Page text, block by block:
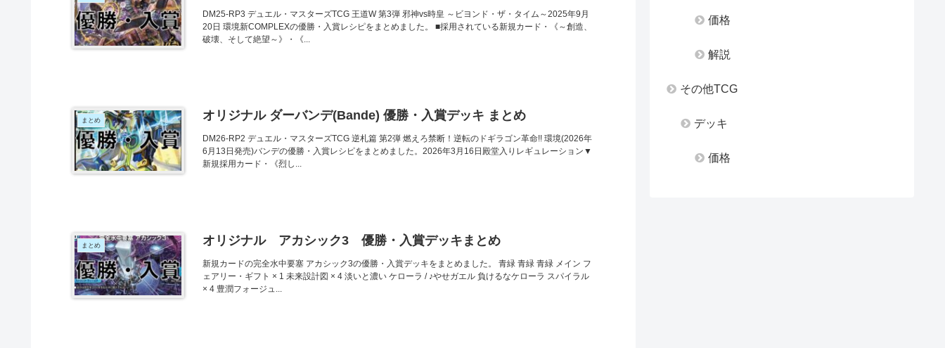
DM25-RP3 デュエル・マスターズTCG 王道W 第3弾 邪神vs時皇 ～ビヨンド・ザ・タイム～2025年9月
20日 環境新COMPLEXの優勝・入賞レシピをまとめました。 ■採用されている新規カード・《～創造、
破壊、そして絶望～》・《...
まとめ オリジナル ダーバンデ(Bande) 優勝・入賞デッキ まとめ
DM26-RP2 デュエル・マスターズTCG 逆札篇 第2弾 燃えろ禁断！逆転のドギラゴン革命!! 環境(2026年
6月13日発売)バンデの優勝・入賞レシピをまとめました。2026年3月16日殿堂入りレギュレーション▼
新規採用カード・《烈し...
まとめ オリジナル アカシック3 優勝・入賞デッキまとめ
新規カードの完全水中要塞 アカシック3の優勝・入賞デッキをまとめました。 青緑 青緑 青緑 メイン フ
ェアリー・ギフト × 1 未来設計図 × 4 淡いと濃い ケローラ / ♪やせガエル 負けるなケローラ スパイラル
× 4 豊潤フォージュ...
価格
解説
その他TCG
デッキ
価格